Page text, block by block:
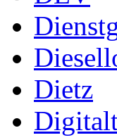
Dietz